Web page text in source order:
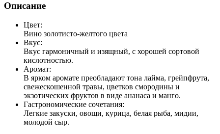
Описание
Цвет:
Вино золотисто-желтого цвета
Вкус:
Вкус гармоничный и изящный, с хорошей сортовой
кислотностью.
Аромат:
В ярком аромате преобладают тона лайма, грейпфрута,
свежескошенной травы, цветков смородины и
экзотических фруктов в виде ананаса и манго.
Гастрономические сочетания:
Легкие закуски, овощи, курица, белая рыба, мидии,
молодой сыр.